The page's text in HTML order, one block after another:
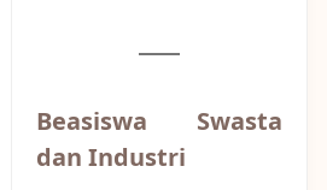
Beasiswa Swasta
dan Industri